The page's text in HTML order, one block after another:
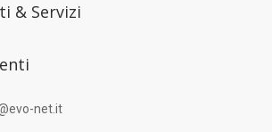
& Servizi
net.it